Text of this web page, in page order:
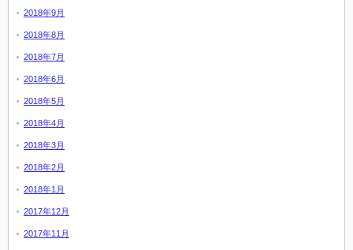
2018年9月
2018年8月
2018年7月
2018年6月
2018年5月
2018年4月
2018年3月
2018年2月
2018年1月
2017年12月
2017年11月